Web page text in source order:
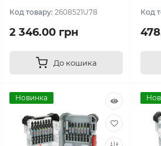
Код товару: 2608521U78
2 346.00 грн
До кошика
Код
Новинка